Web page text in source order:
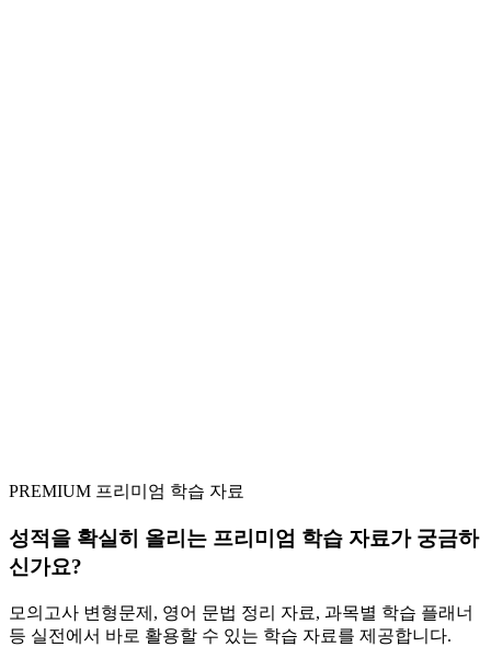
PREMIUM 프리미엄 학습 자료
성적을 확실히 올리는 프리미엄 학습 자료가 궁금하
신가요?
모의고사 변형문제, 영어 문법 정리 자료, 과목별 학습 플래너
등 실전에서 바로 활용할 수 있는 학습 자료를 제공합니다.